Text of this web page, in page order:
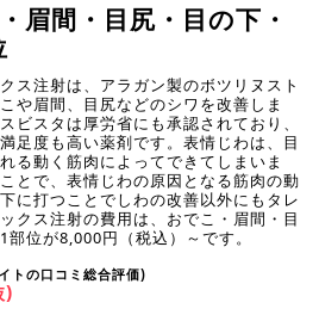
眉間・目尻・目の下・
ス注射は、アラガン製のボツリヌスト
や眉間、目尻などのシワを改善しま
ビスタは厚労省にも承認されており、
足度も高い薬剤です。表情じわは、目
る動く筋肉によってできてしまいま
とで、表情じわの原因となる筋肉の動
に打つことでしわの改善以外にもタレ
クス注射の費用は、おでこ・眉間・目
位が8,000円（税込）～です。
トの口コミ総合評価)
)